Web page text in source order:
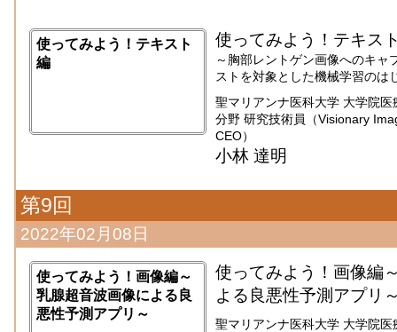
使ってみよう！テキスト
編
使ってみよう！テキス
～胸部レントゲン画像へのキャ
ストを対象とした機械学習のは
聖マリアンナ医科大学 大学院
分野 研究技術員（Visionary
CEO）
小林 達明
第9回
2022年02月08日
使ってみよう！画像編～
乳腺超音波画像による良
悪性予測アプリ～
使ってみよう！画像編
よる良悪性予測アプリ
聖マリアンナ医科大学 大学院